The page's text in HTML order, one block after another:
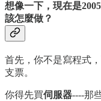
想像一下，現在是
該怎麼做？
首先，你不是寫程式
支票。
你得先買伺服器----那